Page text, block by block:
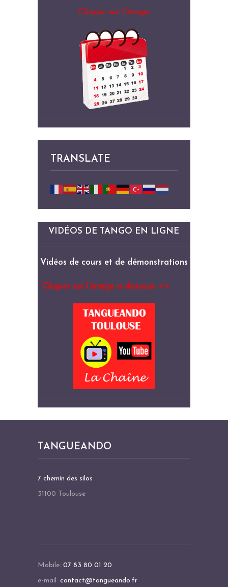
Cliquer sur l’image
TRANSLATE
VIDÉOS DE TANGO EN LIGNE
Vidéos de cours et de démonstrations
Cliquer sur l’image ci-dessous =>
TANGUEANDO
7 chemin des silos
31100 Toulouse
Mobile: 07 83 80 01 20
e-mail: contact@tangueando.fr